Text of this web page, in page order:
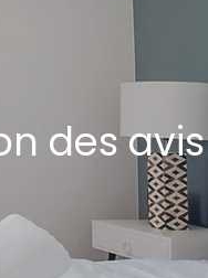
des avis